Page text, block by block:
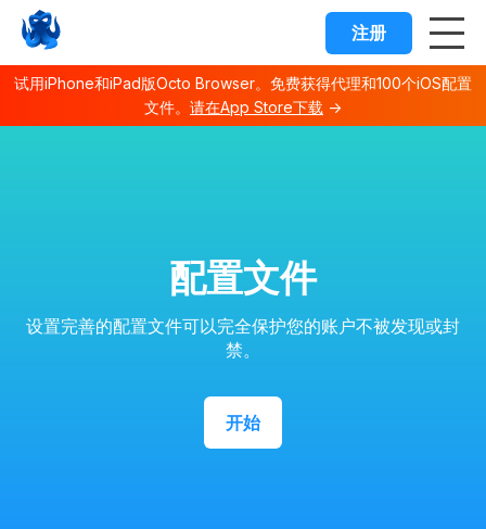
试用iPhone和iPad版Octo Browser。免费获得代理和100个iOS配置
文件。 请在App Store下载 →
注册
配置文件
设置完善的配置文件可以完全保护您的账户不被发现或封
禁。
开始